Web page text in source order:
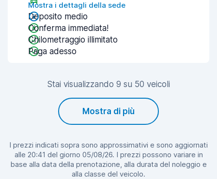
Mostra i dettagli della sede
Deposito medio
Conferma immediata!
Chilometraggio illimitato
Paga adesso
Stai visualizzando 9 su 50 veicoli
Mostra di più
I prezzi indicati sopra sono approssimativi e sono aggiornati
alle 20:41 del giorno 05/08/26. I prezzi possono variare in
base alla data della prenotazione, alla durata del noleggio e
alla classe del veicolo.